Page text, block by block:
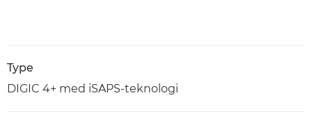
Type
DIGIC 4+ med iSAPS-teknologi